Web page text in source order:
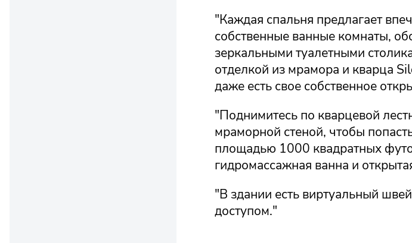
"Каждая спальня предлагает
собственные ванные комнаты,
зеркальными туалетными
отделкой из мрамора и кварца
даже есть свое собственное
"Поднимитесь по кварцевой
мраморной стеной, чтобы
площадью 1000 квадратных
гидромассажная ванна и
"В здании есть виртуальный
доступом."